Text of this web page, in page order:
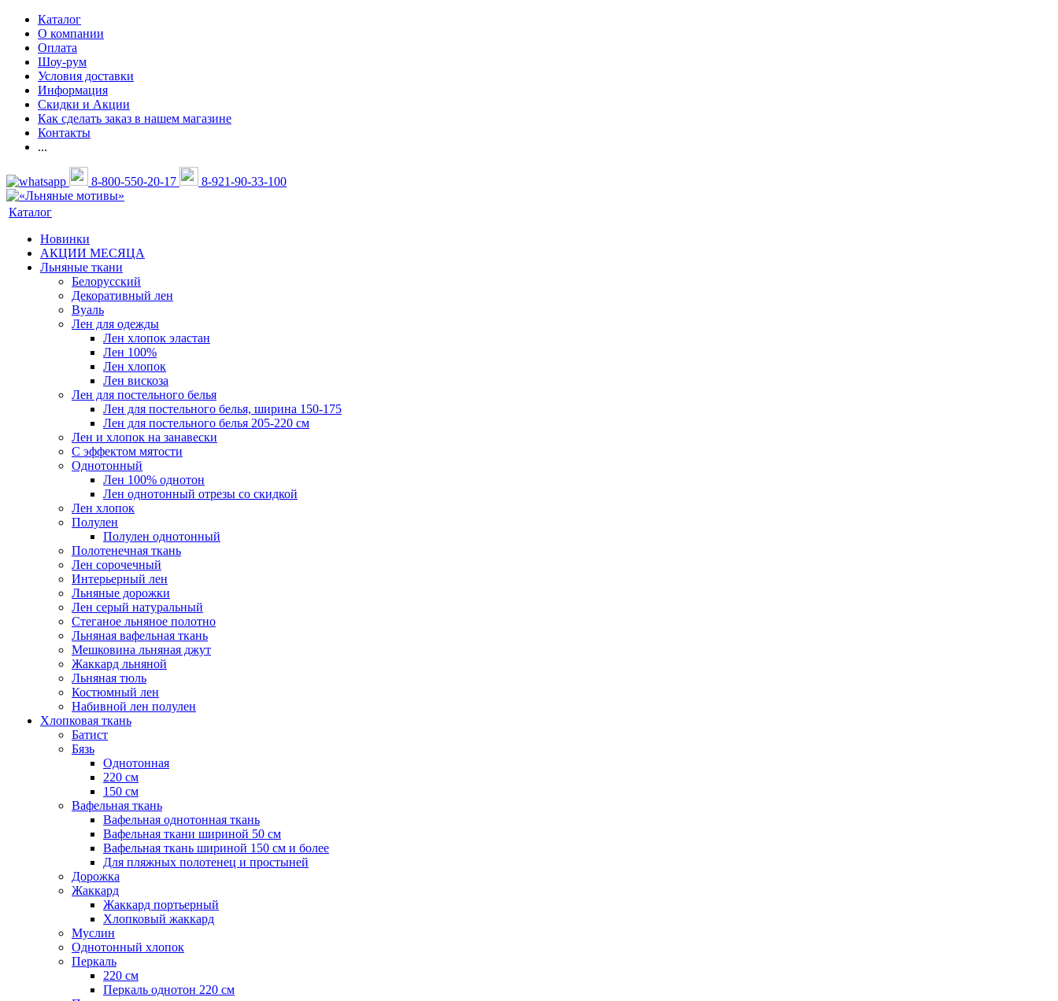
Каталог
О компании
Оплата
Шоу-рум
Условия доставки
Информация
Скидки и Акции
Как сделать заказ в нашем магазине
Контакты
...
8-800-550-20-17 8-921-90-33-100
Каталог
Новинки
АКЦИИ МЕСЯЦА
Льняные ткани
Белорусский
Декоративный лен
Вуаль
Лен для одежды
Лен хлопок эластан
Лен 100%
Лен хлопок
Лен вискоза
Лен для постельного белья
Лен для постельного белья, ширина 150-175
Лен для постельного белья 205-220 см
Лен и хлопок на занавески
С эффектом мятости
Однотонный
Лен 100% однотон
Лен однотонный отрезы со скидкой
Лен хлопок
Полулен
Полулен однотонный
Полотенечная ткань
Лен сорочечный
Интерьерный лен
Льняные дорожки
Лен серый натуральный
Стеганое льняное полотно
Льняная вафельная ткань
Мешковина льняная джут
Жаккард льняной
Льняная тюль
Костюмный лен
Набивной лен полулен
Хлопковая ткань
Батист
Бязь
Однотонная
220 см
150 см
Вафельная ткань
Вафельная однотонная ткань
Вафельная ткани шириной 50 см
Вафельная ткань шириной 150 см и более
Для пляжных полотенец и простыней
Дорожка
Жаккард
Жаккард портьерный
Хлопковый жаккард
Муслин
Однотонный хлопок
Перкаль
220 см
Перкаль однотон 220 см